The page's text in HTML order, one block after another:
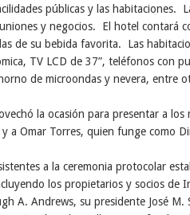
públicas y las habitaciones.
y negocios. El hotel contará
de su bebida favorita. Las
TV LCD de 37”, teléfonos con
horno de microondas y nevera, entre
la ocasión para presentar a
y a Omar Torres, quien funge como
a la ceremonia protocolar
los propietarios y socios de
A. Andrews, su presidente José M.